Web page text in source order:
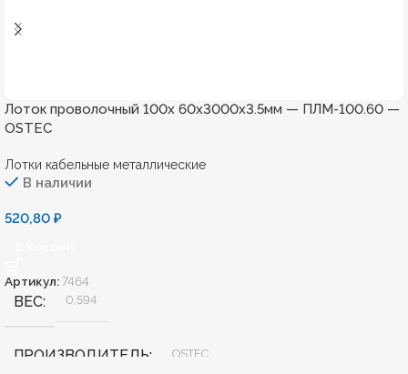
Лоток проволочный 100х 60х3000х3.5мм — ПЛМ-100.60 —
OSTEC
Лотки кабельные металлические
В наличии
520,80 ₽
Артикул:7464
ВЕС 0,594
ПРОИЗВОДИТЕЛЬ OSTEC